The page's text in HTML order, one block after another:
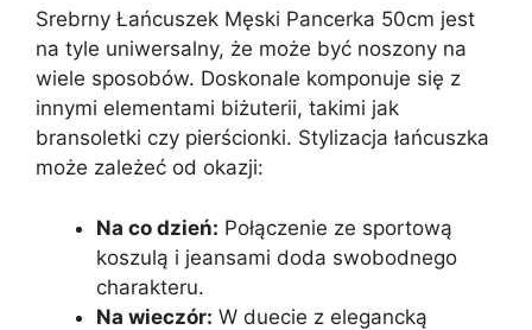
Srebrny Łańcuszek Męski Pancerka 50cm jest
na tyle uniwersalny, że może być noszony na
wiele sposobów. Doskonale komponuje się z
innymi elementami biżuterii, takimi jak
bransoletki czy pierścionki. Stylizacja łańcuszka
może zależeć od okazji:
Na co dzień: Połączenie ze sportową
koszulą i jeansami doda swobodnego
charakteru.
Na wieczór: W duecie z elegancką